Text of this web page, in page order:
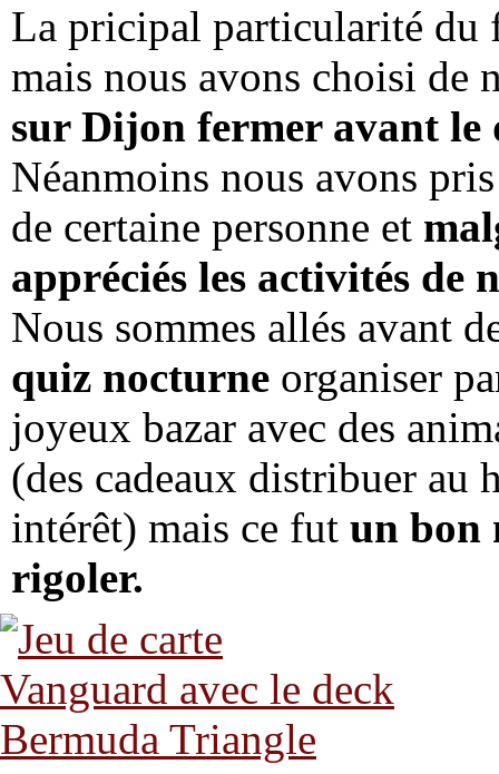
La pricipal particularité du
mais nous avons choisi de
sur Dijon fermer avant le
Néanmoins nous avons
de certaine personne et
appréciés les activités de
Nous sommes allés avant
quiz nocturneorganiser
joyeux bazar avec des
(des cadeaux distribuer au
intérêt) mais ce fut un bon
rigoler.